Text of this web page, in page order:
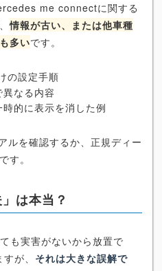
me connectに関する
情報が古い、または他車種
多いです。
の設定手順
なる内容
的に表示を消した例
ルを確認するか、正規ディー
す。
は本当？
も実害がないから放置で
が、 それは大きな誤解で